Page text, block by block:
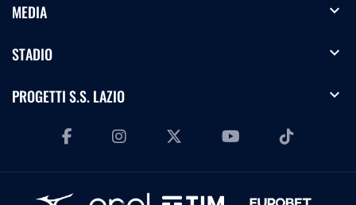
MEDIA expand_more
STADIO expand_more
PROGETTI S.S. LAZIO expand_more